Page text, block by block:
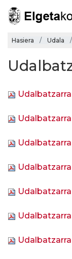
Hasiera Udala
Udalbatzarra
Udalbatzarra
Udalbatzarra
Udalbatzarra